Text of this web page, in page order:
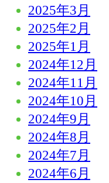
2025年3月
2025年2月
2025年1月
2024年12月
2024年11月
2024年10月
2024年9月
2024年8月
2024年7月
2024年6月